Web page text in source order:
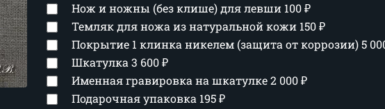
Нож и ножны (без клише) для левши 100₽
Темляк для ножа из натуральной кожи 150₽
Покрытие 1 клинка никелем (защита от коррозии)5
Шкатулка 3 600₽
Именная гравировка на шкатулке2 000₽
Подарочная упаковка 195₽